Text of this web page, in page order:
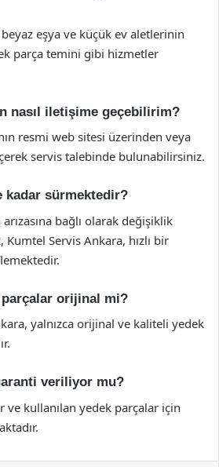
eşya ve küçük ev aletlerinin
parça temini gibi hizmetler
nasıl iletişime geçebilirim?
resmi web sitesi üzerinden veya
servis talebinde bulunabilirsiniz.
kadar sürmektedir?
bağlı olarak değişiklik
Servis Ankara, hızlı bir
parçalar orijinal mi?
yalnızca orijinal ve kaliteli yedek
veriliyor mu?
ve kullanılan yedek parçalar için